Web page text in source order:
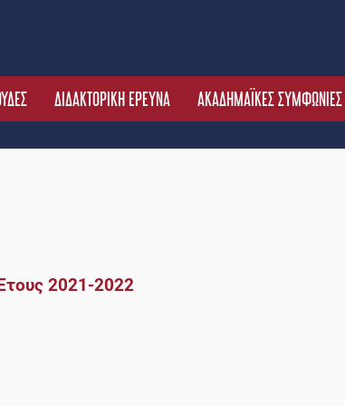
ΔΙΔΑΚΤΟΡΙΚΗ ΕΡΕΥΝΑ ΑΚΑΔΗΜΑΪΚΕΣ ΣΥΜΦΩΝΙΕΣ
2021-2022